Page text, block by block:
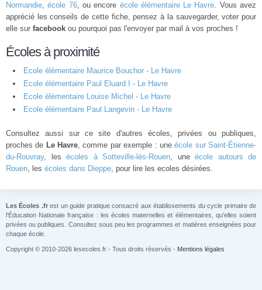
Normandie,école 76, ou encore école élémentaire Le Havre. Vous avez
apprécié les conseils de cette fiche, pensez à la sauvegarder, voter pour
elle sur facebook ou pourquoi pas l'envoyer par mail à vos proches !
Écoles à proximité
Ecole élémentaire Maurice Bouchor - Le Havre
Ecole élémentaire Paul Eluard I - Le Havre
Ecole élémentaire Louise Michel - Le Havre
Ecole élémentaire Paul Langevin - Le Havre
Consultez aussi sur ce site d'autres écoles, privées ou publiques,
proches de Le Havre, comme par exemple : uneécole sur Saint-Étienne-
du-Rouvray, les écoles à Sotteville-lès-Rouen, une école autours de
Rouen, les écoles dans Dieppe, pour lire les ecoles désirées.
Les Écoles .frest un guide pratique consacré aux établissements du cycle primaire de
l'Éducation Nationale française : les écoles maternelles et élémentaires, qu'elles soient
privées ou publiques. Consultez sous peu les programmes et matières enseignées pour
chaque école.
Copyright © 2010-2026 lesecoles.fr - Tous droits réservés - Mentions légales